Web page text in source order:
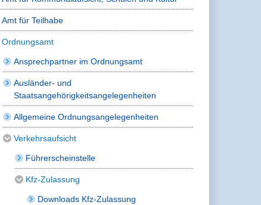
Amt für Teilhabe
Ordnungsamt
Ansprechpartner im Ordnungsamt
Ausländer- und
Staatsangehörigkeitsangelegenheiten
Allgemeine Ordnungsangelegenheiten
Verkehrsaufsicht
Führerscheinstelle
Kfz-Zulassung
Downloads Kfz-Zulassung